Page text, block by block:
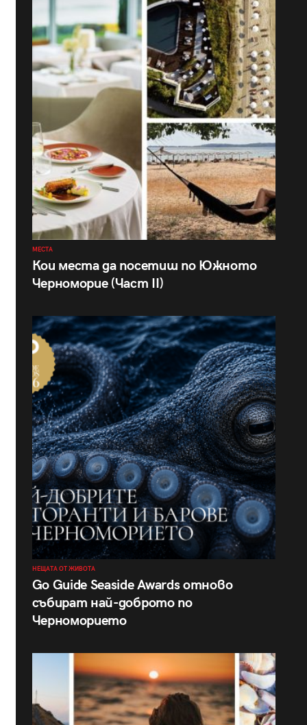
МЕСТА
Кои места да посетиш по Южното
Черноморие (Част II)
НЕЩАТА ОТ ЖИВОТА
Go Guide Seaside Awards отново
събират най-доброто по
Черноморието